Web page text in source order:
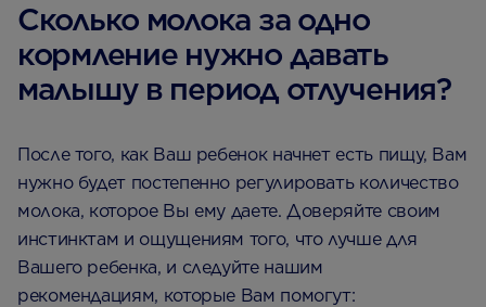
Сколько молока за одно
кормление нужно давать
малышу в период отлучения?
После того, как Ваш ребенок начнет есть пищу, Вам
нужно будет постепенно регулировать количество
молока, которое Вы ему даете. Доверяйте своим
инстинктам и ощущениям того, что лучше для
Вашего ребенка, и следуйте нашим
рекомендациям, которые Вам помогут: